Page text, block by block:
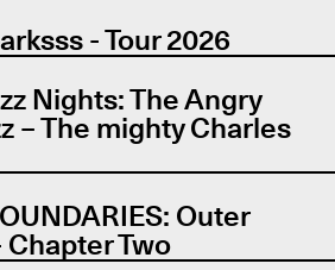
- Tour 2026
Nights: The Angry
– The mighty Charles
Outer
Two